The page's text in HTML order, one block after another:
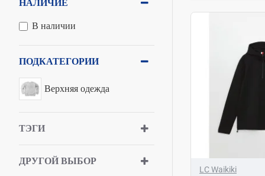
НАЛИЧИЕ
В наличии
ПОДКАТЕГОРИИ
Верхняя одежда
ТЭГИ
ДРУГОЙ ВЫБОР
LC Waikiki